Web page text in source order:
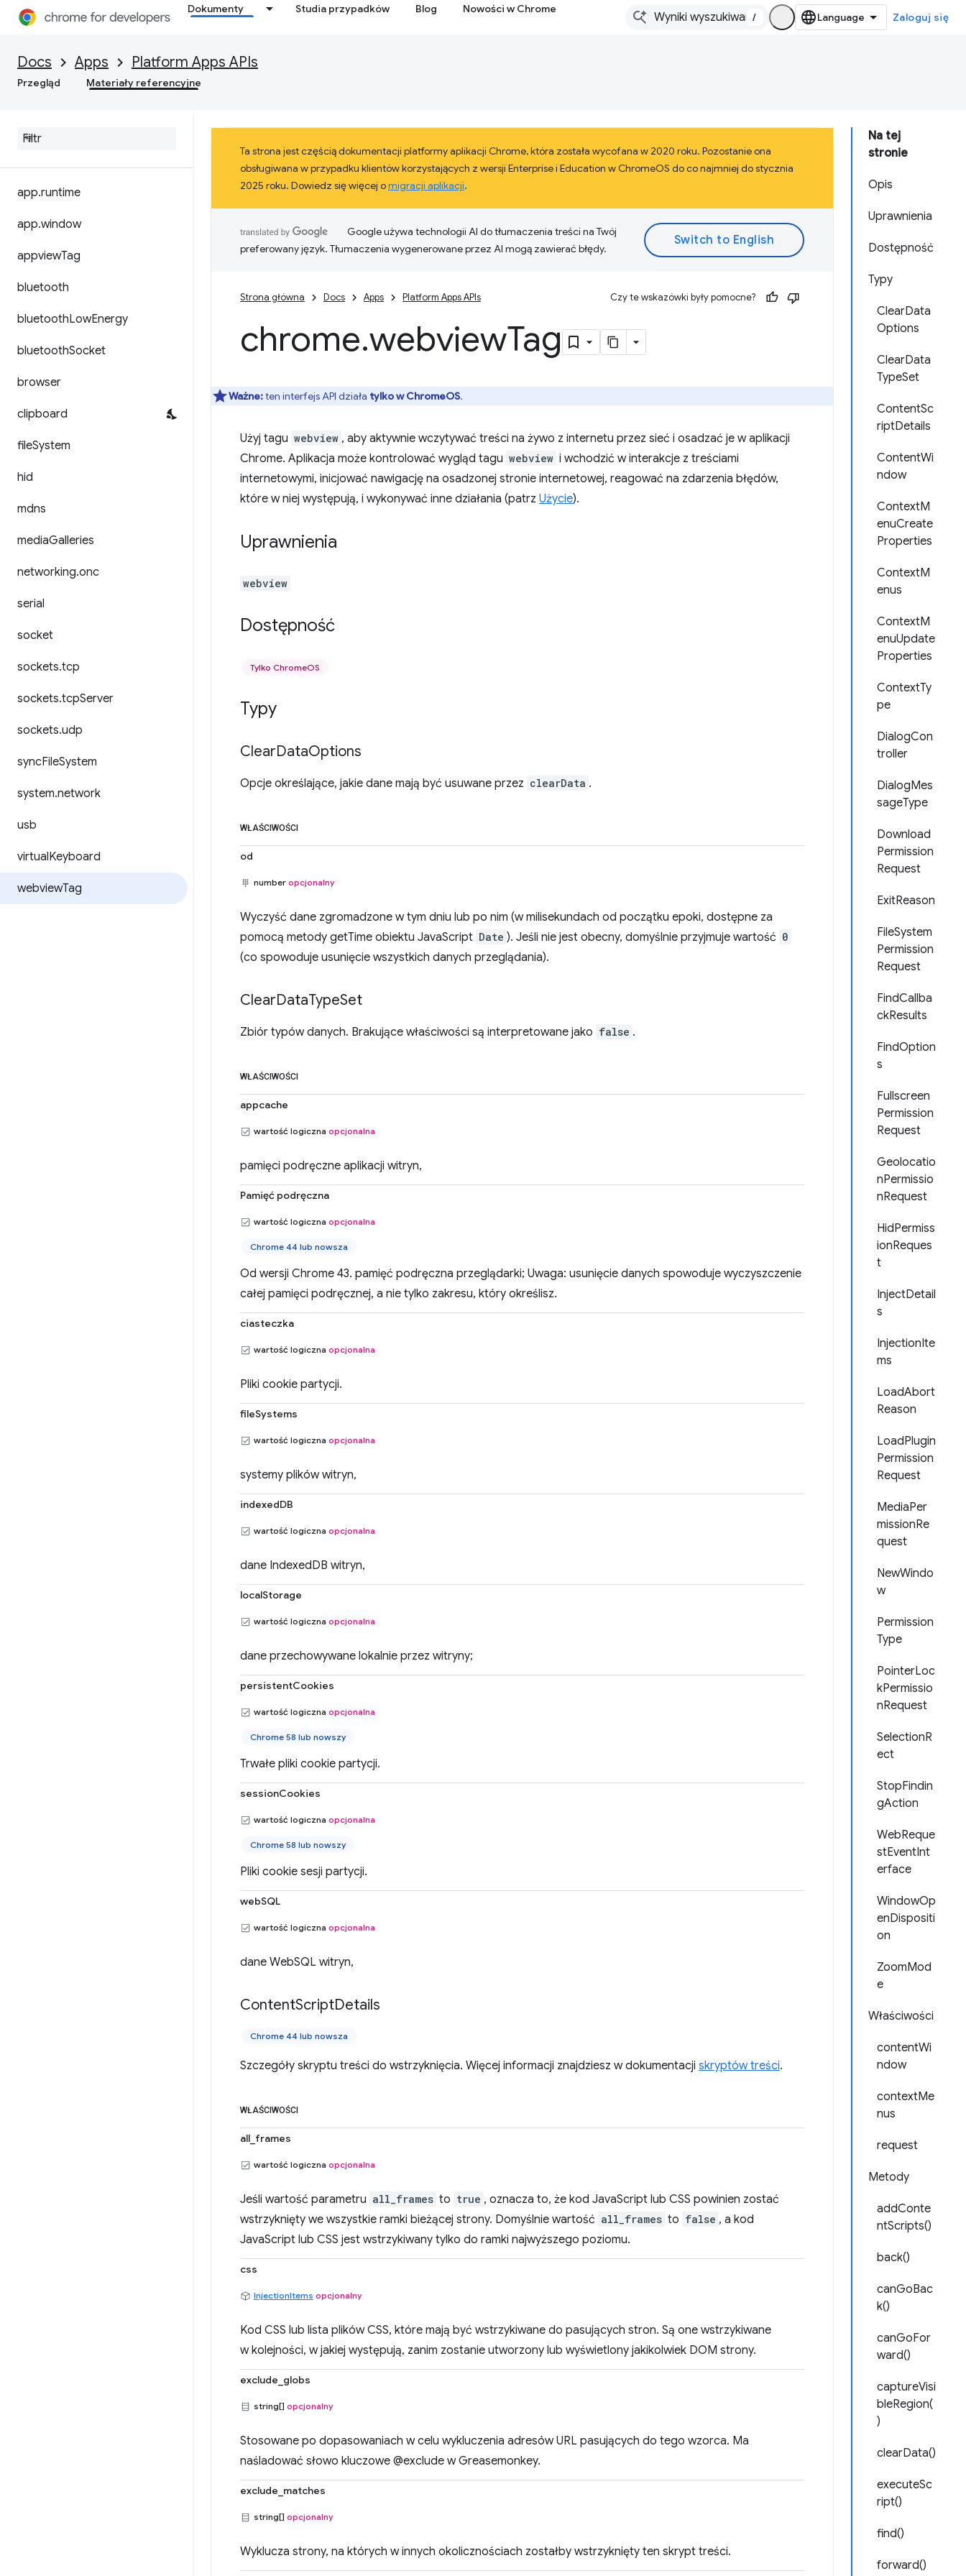
Dokumenty Studia przypadków Blog Nowości w Chrome
/ Zaloguj się
Docs Apps Platform Apps APIs
Przegląd Materiały referencyjne
app.runtime
app.window
appviewTag
bluetooth
bluetoothLowEnergy
bluetoothSocket
browser
clipboard
fileSystem
hid
mdns
mediaGalleries
networking.onc
serial
socket
sockets.tcp
sockets.tcpServer
sockets.udp
syncFileSystem
system.network
usb
virtualKeyboard
webviewTag
Na tej
stronie
Opis
Uprawnienia
Dostępność
Typy
ClearData
Options
ClearData
TypeSet
ContentSc
riptDetails
ContentWi
ndow
ContextM
enuCreate
Properties
ContextM
enus
ContextM
enuUpdate
Properties
ContextTy
pe
DialogCon
troller
DialogMes
sageType
Download
Permission
Request
ExitReason
FileSystem
Permission
Request
FindCallba
ckResults
FindOption
s
Fullscreen
Permission
Request
Geolocatio
nPermissio
nRequest
HidPermiss
ionReques
t
InjectDetail
s
InjectionIte
ms
LoadAbort
Reason
LoadPlugin
Permission
Request
MediaPer
missionRe
quest
NewWindo
w
Permission
Type
PointerLoc
kPermissio
nRequest
SelectionR
ect
StopFindin
gAction
WebReque
stEventInt
erface
WindowOp
enDispositi
on
ZoomMod
e
Właściwości
contentWi
ndow
contextMe
nus
request
Metody
addConte
ntScripts()
back()
canGoBac
k()
canGoFor
ward()
captureVisi
bleRegion(
)
clearData()
executeSc
ript()
find()
forward()
Ta strona jest częścią dokumentacji platformy aplikacji Chrome, która została wycofana w 2020 roku. Pozostanie ona
obsługiwana w przypadku klientów korzystających z wersji Enterprise i Education w ChromeOS do co najmniej do stycznia
2025 roku. Dowiedz się więcej omigracji aplikacji.
Google używa technologii AI do tłumaczenia treści na Twój
preferowany język. Tłumaczenia wygenerowane przez AI mogą zawierać błędy.
Strona główna Docs Apps Platform Apps APIs Czy te wskazówki były pomocne?
chrome.webviewTag
Ważne:ten interfejs API działa tylko w ChromeOS.
Użyj tagu webview , aby aktywnie wczytywać treści na żywo z internetu przez sieć i osadzać je w aplikacji
Chrome. Aplikacja może kontrolować wygląd tagu webview i wchodzić w interakcje z treściami
internetowymi, inicjować nawigację na osadzonej stronie internetowej, reagować na zdarzenia błędów,
które w niej występują, i wykonywać inne działania (patrz Użycie).
Uprawnienia
webview
Dostępność
Tylko ChromeOS
Typy
ClearDataOptions
Opcje określające, jakie dane mają być usuwane przez clearData .
WŁAŚCIWOŚCI
od
number opcjonalny
Wyczyść dane zgromadzone w tym dniu lub po nim (w milisekundach od początku epoki, dostępne za
pomocą metody getTime obiektu JavaScript Date ). Jeśli nie jest obecny, domyślnie przyjmuje wartość 0
(co spowoduje usunięcie wszystkich danych przeglądania).
ClearDataTypeSet
Zbiór typów danych. Brakujące właściwości są interpretowane jako false .
WŁAŚCIWOŚCI
appcache
wartość logiczna opcjonalna
pamięci podręczne aplikacji witryn,
Pamięć podręczna
wartość logiczna opcjonalna
Chrome 44 lub nowsza
Od wersji Chrome 43. pamięć podręczna przeglądarki; Uwaga: usunięcie danych spowoduje wyczyszczenie
całej pamięci podręcznej, a nie tylko zakresu, który określisz.
ciasteczka
wartość logiczna opcjonalna
Pliki cookie partycji.
fileSystems
wartość logiczna opcjonalna
systemy plików witryn,
indexedDB
wartość logiczna opcjonalna
dane IndexedDB witryn,
localStorage
wartość logiczna opcjonalna
dane przechowywane lokalnie przez witryny;
persistentCookies
wartość logiczna opcjonalna
Chrome 58 lub nowszy
Trwałe pliki cookie partycji.
sessionCookies
wartość logiczna opcjonalna
Chrome 58 lub nowszy
Pliki cookie sesji partycji.
webSQL
wartość logiczna opcjonalna
dane WebSQL witryn,
ContentScriptDetails
Chrome 44 lub nowsza
Szczegóły skryptu treści do wstrzyknięcia. Więcej informacji znajdziesz w dokumentacji skryptów treści.
WŁAŚCIWOŚCI
all_frames
wartość logiczna opcjonalna
Jeśli wartość parametru all_frames to true , oznacza to, że kod JavaScript lub CSS powinien zostać
wstrzyknięty we wszystkie ramki bieżącej strony. Domyślnie wartość all_frames to false , a kod
JavaScript lub CSS jest wstrzykiwany tylko do ramki najwyższego poziomu.
css
InjectionItems opcjonalny
Kod CSS lub lista plików CSS, które mają być wstrzykiwane do pasujących stron. Są one wstrzykiwane
w kolejności, w jakiej występują, zanim zostanie utworzony lub wyświetlony jakikolwiek DOM strony.
exclude_globs
string[] opcjonalny
Stosowane po dopasowaniach w celu wykluczenia adresów URL pasujących do tego wzorca. Ma
naśladować słowo kluczowe @exclude w Greasemonkey.
exclude_matches
string[] opcjonalny
Wyklucza strony, na których w innych okolicznościach zostałby wstrzyknięty ten skrypt treści.